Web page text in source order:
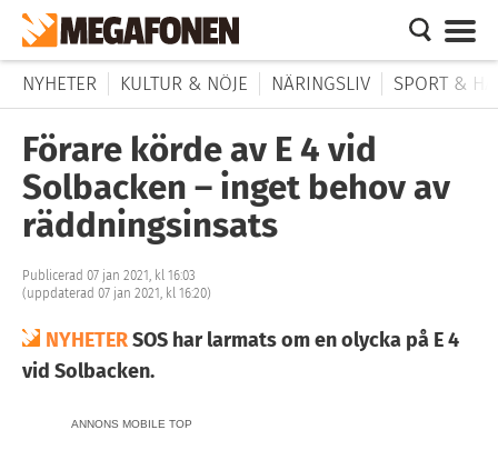
NYHETER KULTUR & NÖJE NÄRINGSLIV SPORT &
Förare körde av E 4 vid
Solbacken – inget behov av
räddningsinsats
Publicerad 07 jan 2021, kl 16:03
(uppdaterad 07 jan 2021, kl 16:20)
NYHETERSOS har larmats om en olycka på E 4
vid Solbacken.
ANNONS MOBILE TOP